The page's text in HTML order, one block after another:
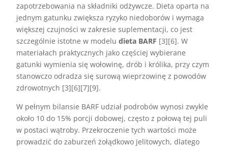
zapotrzebowania na składniki odżywcze. Dieta oparta na
jednym gatunku zwiększa ryzyko niedoborów i wymaga
większej czujności w zakresie suplementacji, co jest
szczególnie istotne w modeludieta BARF [3][6]. W
materiałach praktycznych jako częściej wybierane
gatunki wymienia się wołowinę, drób i królika, przy czym
stanowczo odradza się surową wieprzowinę z powodów
zdrowotnych [3][6][7][9].
W pełnym bilansie BARF udział podrobów wynosi zwykle
około 10 do 15% porcji dobowej, często z połową tej puli
w postaci wątroby. Przekroczenie tych wartości może
prowadzić do zaburzeń żołądkowo jelitowych, dlatego